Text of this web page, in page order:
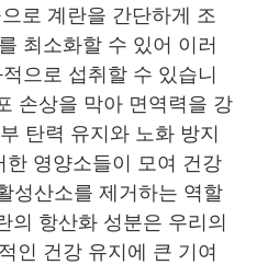
로 계란을 간단하게 조
최소화할 수 있어 이러
으로 섭취할 수 있습니
손상을 막아 면역력을 강
탄력 유지와 노화 방지
영양소들이 모여 건강
성산소를 제거하는 역할
의 항산화 성분은 우리의
인 건강 유지에 큰 기여